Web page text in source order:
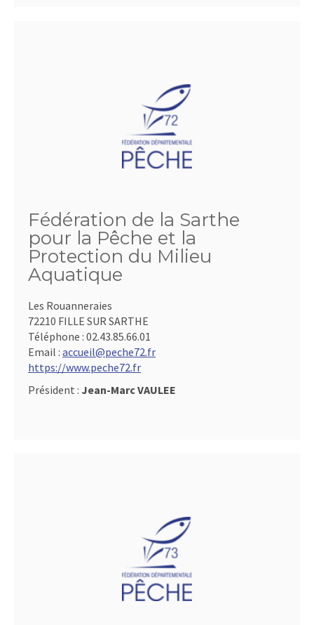
Fédération de la Sarthe
pour la Pêche et la
Protection du Milieu
Aquatique
Les Rouanneraies
72210 FILLE SUR SARTHE
Téléphone : 02.43.85.66.01
Email : accueil@peche72.fr
https://www.peche72.fr
Président : Jean-Marc VAULEE